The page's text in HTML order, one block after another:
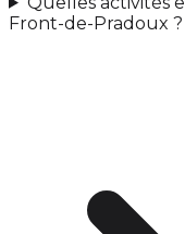
Front-de-Pradoux ?